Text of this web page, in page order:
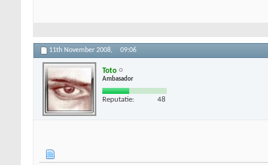
11th November 2008, 09:06
Toto
Ambasador
Reputatie: 48